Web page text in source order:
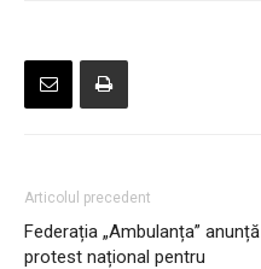
Articolul precedent
Federația „Ambulanța” anunță
protest național pentru